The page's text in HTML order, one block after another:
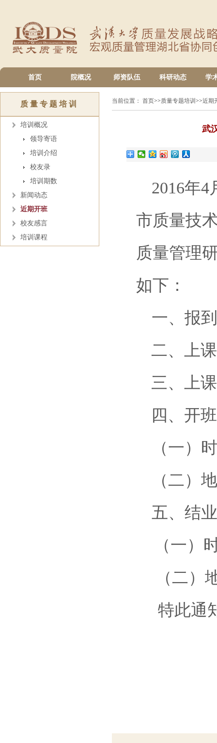
首页 院概况 师资队伍 科研动态 学
质量专题培训
培训概况
领导寄语
培训介绍
校友录
培训期数
新闻动态
近期开班
校友感言
培训课程
当前位置： 首页>>质量专题培训 >>近期
武
2016年4
市质量技
质量管理
如下：
一、报
二、上
三、上
四、开
（一）
（二）
五、结
（一）
（二）
特此通